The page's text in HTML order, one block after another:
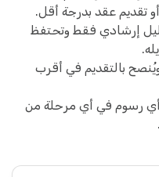
تقديم عقد بدرجة أقل.
إرشادي فقط وتحتفظ
ويُنصح بالتقديم في أقرب
أي رسوم في أي مرحلة من